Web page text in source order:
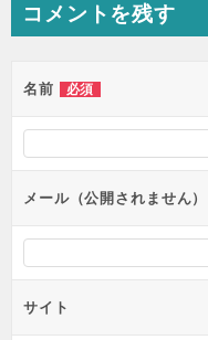
ビ
ー
コメントを残す
名前 必須
メール（公開されません）
サイト